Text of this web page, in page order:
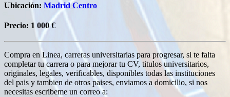
Ubicación: Madrid Centro
Precio: 1 000 €
Compra en Linea, carreras universitarias para progresar, si te falta
completar tu carrera o para mejorar tu CV, titulos universitarios,
originales, legales, verificables, disponibles todas las instituciones
del pais y tambien de otros paises, enviamos a domicilio, si nos
necesitas escribeme un correo a: